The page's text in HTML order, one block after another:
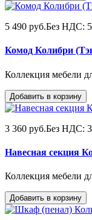
5 490 руб.Без НДС:
Комод Колибри
Коллекция мебели
Добавить в корзину
3 360 руб.Без НДС:
Навесная секция
Коллекция мебели
Добавить в корзину